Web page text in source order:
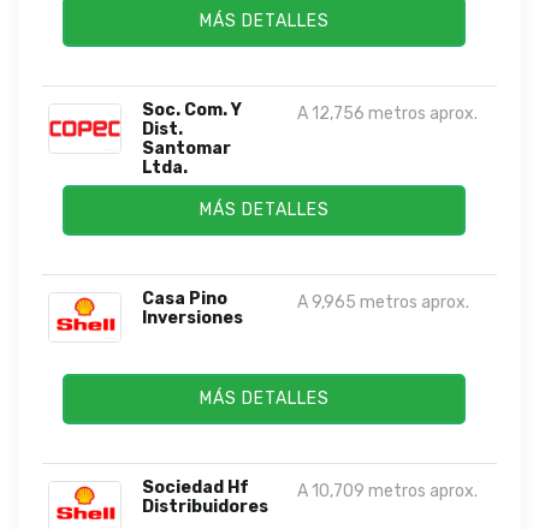
MÁS DETALLES
Soc. Com. Y
Dist.
Santomar
Ltda.
A 12,756 metros aprox.
MÁS DETALLES
Casa Pino
Inversiones
A 9,965 metros aprox.
MÁS DETALLES
Sociedad Hf
Distribuidores
A 10,709 metros aprox.